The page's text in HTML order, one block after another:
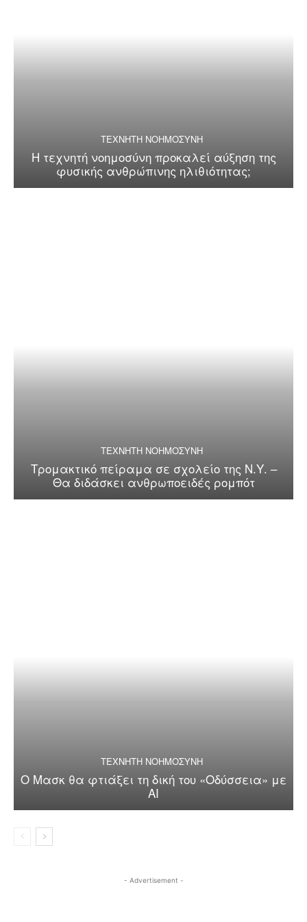
ΤΕΧΝΗΤΗ ΝΟΗΜΟΣΥΝΗ
Η τεχνητή νοημοσύνη προκαλεί αύξηση της
φυσικής ανθρώπινης ηλιθιότητας;
ΤΕΧΝΗΤΗ ΝΟΗΜΟΣΥΝΗ
Τρομακτικό πείραμα σε σχολείο της Ν.Υ. –
Θα διδάσκει ανθρωποειδές ρομπότ
ΤΕΧΝΗΤΗ ΝΟΗΜΟΣΥΝΗ
Ο Μασκ θα φτιάξει τη δική του «Οδύσσεια» με
AI
- Advertisement -